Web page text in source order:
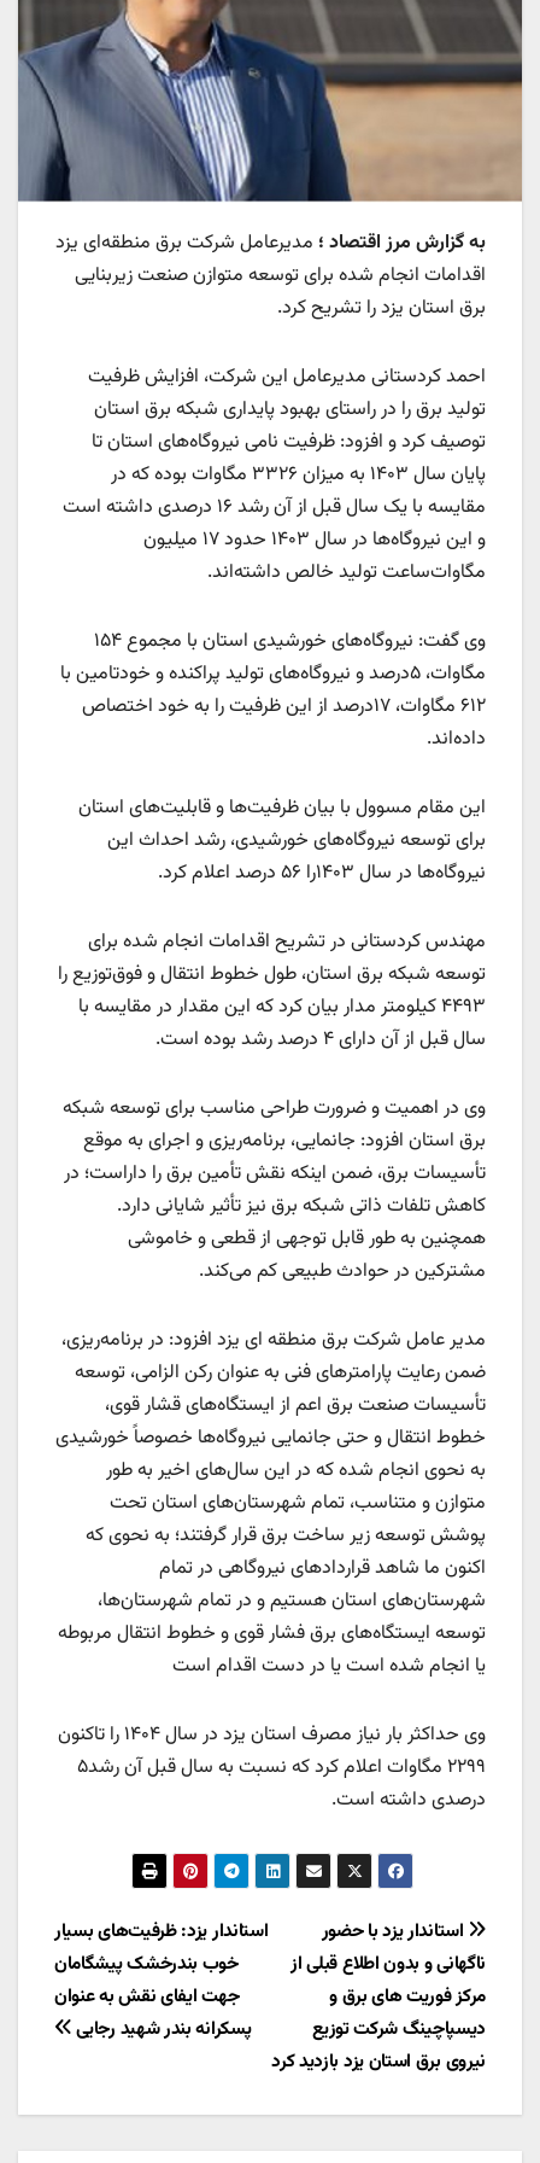
به گزارش مرز اقتصاد ؛ مدیرعامل شرکت برق منطقه‌ای یزد
اقدامات انجام شده برای توسعه متوازن صنعت زیربنایی
برق استان یزد را تشریح کرد.
احمد کردستانی مدیرعامل این شرکت، افزایش ظرفیت
تولید برق را در راستای بهبود پایداری شبکه برق استان
توصیف کرد و افزود: ظرفیت نامی نیروگاه‌های استان تا
پایان سال ۱۴۰۳ به میزان ۳۳۲۶ مگاوات بوده که در
مقایسه با یک سال قبل از آن رشد ۱۶ درصدی داشته است
و این نیروگاه‌ها در سال ۱۴۰۳ حدود ۱۷ میلیون
مگاوات‌ساعت تولید خالص داشته‌اند.
وی گفت: نیروگاه‌های خورشیدی استان با مجموع ۱۵۴
مگاوات، ۵درصد و نیروگاه‌های تولید پراکنده و خودتامین با
۶۱۲ مگاوات، ۱۷درصد از این ظرفیت را به خود اختصاص
داده‌اند.
این مقام مسوول با بیان ظرفیت‌ها و قابلیت‌های استان
برای توسعه نیروگاه‌های خورشیدی، رشد احداث این
نیروگاه‌ها در سال ۱۴۰۳را ۵۶ درصد اعلام کرد.
مهندس کردستانی در تشریح اقدامات انجام شده برای
توسعه شبکه برق استان، طول خطوط انتقال و فوق‌توزیع را
۴۴۹۳ کیلومتر مدار بیان کرد که این مقدار در مقایسه با
سال قبل از آن دارای ۴ درصد رشد بوده است.
وی در اهمیت و ضرورت طراحی مناسب برای توسعه شبکه
برق استان افزود: جانمایی، برنامه‌ریزی و اجرای به موقع
تأسیسات برق، ضمن اینکه نقش تأمین برق را داراست؛ در
کاهش تلفات ذاتی شبکه برق نیز تأثیر شایانی دارد.
همچنین به طور قابل توجهی از قطعی و خاموشی
مشترکین در حوادث طبیعی کم می‌کند.
مدیر عامل شرکت برق منطقه ای یزد افزود: در برنامه‌ریزی،
ضمن رعایت پارامترهای فنی به عنوان رکن الزامی، توسعه
تأسیسات صنعت برق اعم از ایستگاه‌های قشار قوی،
خطوط انتقال و حتی جانمایی نیروگاه‌ها خصوصاً خورشیدی
به نحوی انجام شده که در این سال‌های اخیر به طور
متوازن و متناسب، تمام شهرستان‌های استان تحت
پوشش توسعه زیر ساخت برق قرار گرفتند؛ به نحوی که
اکنون ما شاهد قراردادهای نیروگاهی در تمام
شهرستان‌های استان هستیم و در تمام شهرستان‌ها،
توسعه ایستگاه‌های برق فشار قوی و خطوط انتقال مربوطه
یا انجام شده است یا در دست اقدام است
وی حداکثر بار نیاز مصرف استان یزد در سال ۱۴۰۴ را تاکنون
۲۲۹۹ مگاوات اعلام کرد که نسبت به سال قبل آن رشد۵
درصدی داشته است.
راهبری
نوشته
استاندار یزد: ظرفیت‌های بسیار
خوب بندرخشک پیشگامان
جهت ایفای نقش به عنوان
پسکرانه بندر شهید رجایی
استاندار یزد با حضور
ناگهانی و بدون اطلاع قبلی از
مرکز فوریت های برق و
دیسپاچینگ شرکت توزیع
نیروی برق استان یزد بازدید کرد